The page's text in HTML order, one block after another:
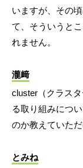
いますが、その
て、そういうと
れません。
瀧﨑
cluster（クラス
る取り組みにつ
のか教えていただ
とみね